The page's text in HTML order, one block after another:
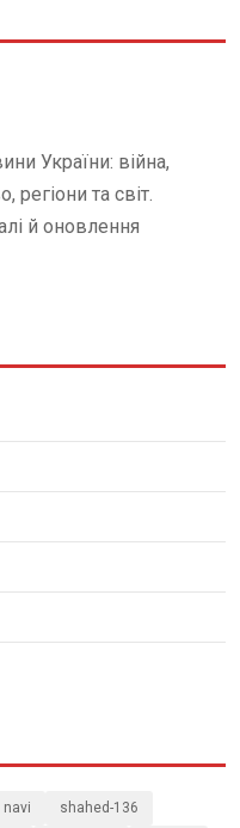
України: війна,
регіони та світ.
й оновлення
navi shahed-136